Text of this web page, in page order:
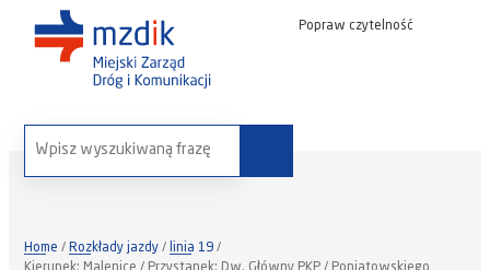
Popraw czytelność
wyszukaj na stronie:
Home Rozkłady jazdy
linia 19
Kierunek: Malenice / Przystanek: Dw. Główny PKP / Poniatowskiego